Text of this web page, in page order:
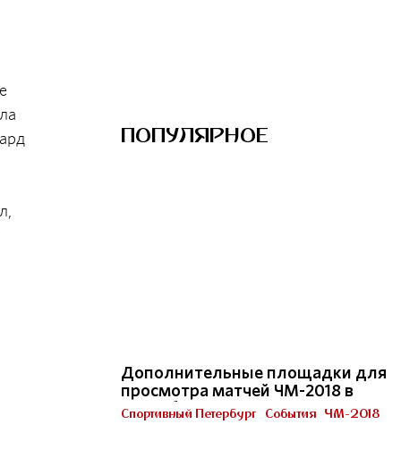
ПОПУЛЯРНОЕ
Дополнительные площадки для
просмотра матчей ЧМ-2018 в
Петербурге
Спортивный Петербург События ЧМ-2018